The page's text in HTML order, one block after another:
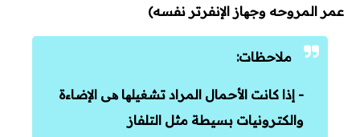
عمر المروحه وجھاز الإنفرتر نفسه)
ملاحظات:
- إذا كانت الأحمال المراد تشغيلھا ھى الإضاءة
والكترونيات بسيطة مثل التلفاز